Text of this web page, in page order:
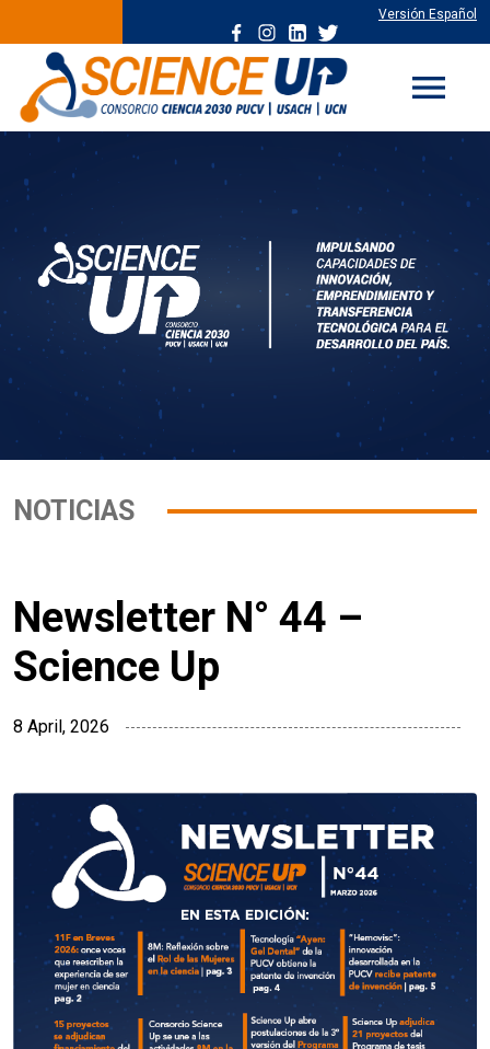
Versión Español
menu
NOTICIAS
Newsletter N° 44 –
Science Up
8 April, 2026